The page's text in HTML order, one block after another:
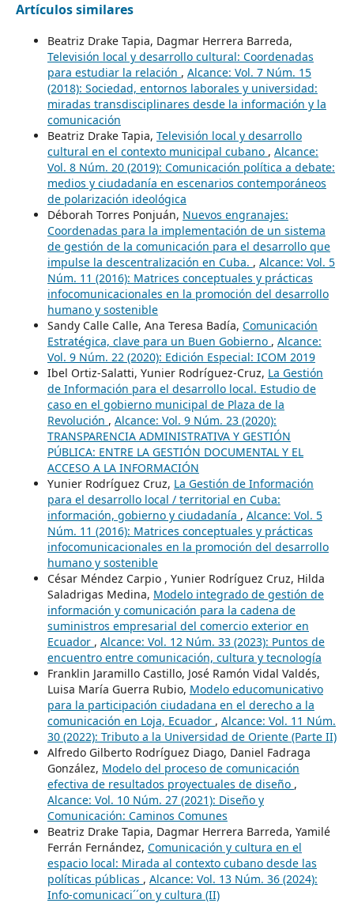
Artículos similares
Beatriz Drake Tapia, Dagmar Herrera Barreda,
Televisión local y desarrollo cultural: Coordenadas
para estudiar la relación , Alcance: Vol. 7 Núm. 15
(2018): Sociedad, entornos laborales y universidad:
miradas transdisciplinares desde la información y la
comunicación
Beatriz Drake Tapia, Televisión local y desarrollo
cultural en el contexto municipal cubano , Alcance:
Vol. 8 Núm. 20 (2019): Comunicación política a debate:
medios y ciudadanía en escenarios contemporáneos
de polarización ideológica
Déborah Torres Ponjuán, Nuevos engranajes:
Coordenadas para la implementación de un sistema
de gestión de la comunicación para el desarrollo que
impulse la descentralización en Cuba. , Alcance: Vol. 5
Núm. 11 (2016): Matrices conceptuales y prácticas
infocomunicacionales en la promoción del desarrollo
humano y sostenible
Sandy Calle Calle, Ana Teresa Badía, Comunicación
Estratégica, clave para un Buen Gobierno , Alcance:
Vol. 9 Núm. 22 (2020): Edición Especial: ICOM 2019
Ibel Ortiz-Salatti, Yunier Rodríguez-Cruz, La Gestión
de Información para el desarrollo local. Estudio de
caso en el gobierno municipal de Plaza de la
Revolución , Alcance: Vol. 9 Núm. 23 (2020):
TRANSPARENCIA ADMINISTRATIVA Y GESTIÓN
PÚBLICA: ENTRE LA GESTIÓN DOCUMENTAL Y EL
ACCESO A LA INFORMACIÓN
Yunier Rodríguez Cruz, La Gestión de Información
para el desarrollo local / territorial en Cuba:
información, gobierno y ciudadanía , Alcance: Vol. 5
Núm. 11 (2016): Matrices conceptuales y prácticas
infocomunicacionales en la promoción del desarrollo
humano y sostenible
César Méndez Carpio , Yunier Rodríguez Cruz, Hilda
Saladrigas Medina, Modelo integrado de gestión de
información y comunicación para la cadena de
suministros empresarial del comercio exterior en
Ecuador , Alcance: Vol. 12 Núm. 33 (2023): Puntos de
encuentro entre comunicación, cultura y tecnología
Franklin Jaramillo Castillo, José Ramón Vidal Valdés,
Luisa María Guerra Rubio, Modelo educomunicativo
para la participación ciudadana en el derecho a la
comunicación en Loja, Ecuador , Alcance: Vol. 11 Núm.
30 (2022): Tributo a la Universidad de Oriente (Parte II)
Alfredo Gilberto Rodríguez Diago, Daniel Fadraga
González, Modelo del proceso de comunicación
efectiva de resultados proyectuales de diseño ,
Alcance: Vol. 10 Núm. 27 (2021): Diseño y
Comunicación: Caminos Comunes
Beatriz Drake Tapia, Dagmar Herrera Barreda, Yamilé
Ferrán Fernández, Comunicación y cultura en el
espacio local: Mirada al contexto cubano desde las
políticas públicas , Alcance: Vol. 13 Núm. 36 (2024):
Info-comunicaci´´on y cultura (II)